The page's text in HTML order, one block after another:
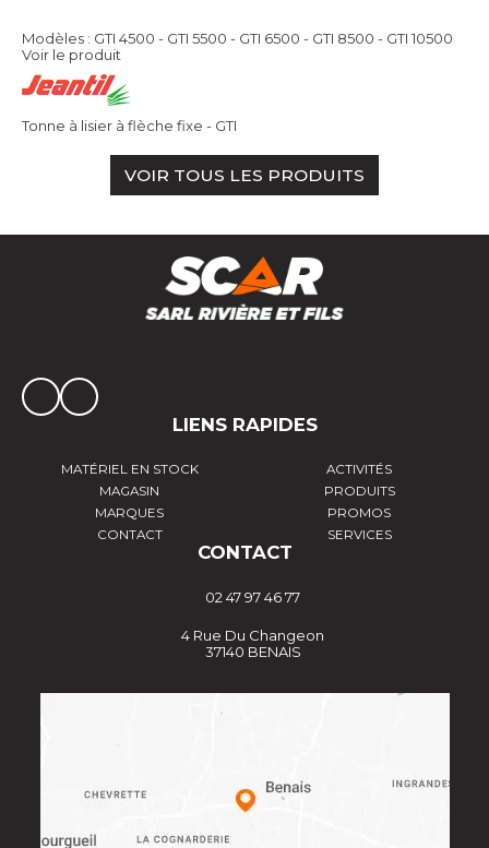
Modèles : GTI 4500 - GTI 5500 - GTI 6500 - GTI 8500 - GTI 10500
Voir le produit
Tonne à lisier à flèche fixe - GTI
VOIR TOUS LES PRODUITS
LIENS RAPIDES
MATÉRIEL EN STOCK
ACTIVITÉS
MAGASIN
PRODUITS
MARQUES
PROMOS
CONTACT
SERVICES
CONTACT
02 47 97 46 77
4 Rue Du Changeon
37140 BENAIS